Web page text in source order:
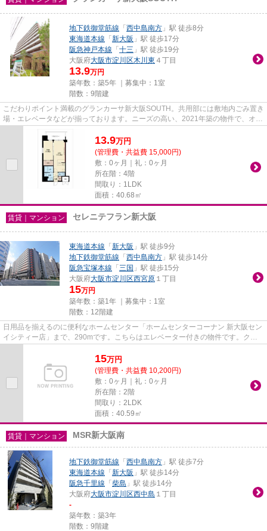
地下鉄御堂筋線 「 西中島南方 」駅 徒歩8分
東海道本線 「 新大阪 」駅 徒歩17分
阪急神戸本線 「 十三 」駅 徒歩19分
大阪府大阪市淀川区木川東 ４丁目
13.9万円
築年数：築5年 ｜募集中： 1室
階数：9階建
こだわりポイント満載のグランカーサ新大阪SOUTH。共用部には敷地内ごみ置き
場・エレベータなどが揃っております。ニーズの高い、2021年築の物件で、オシ
13.9万円
(管理費・共益費 15,000円)
敷：0ヶ月｜礼：0ヶ月
所在階：4階
間取り：1LDK
面積：40.68㎡
賃貸｜マンション セレニテフラン新大阪
東海道本線 「 新大阪 」駅 徒歩9分
地下鉄御堂筋線 「 西中島南方 」駅 徒歩14分
阪急宝塚本線 「 三国 」駅 徒歩15分
大阪府大阪市淀川区西宮原 １丁目
15万円
築年数：築1年 ｜募集中： 1室
階数：12階建
日用品を揃えるのに便利なホームセンター「ホームセンターコーナン 新大阪セン
イシティー店」まで、290mです。こちらはエレベーター付きの物件です。クレ
15万円
(管理費・共益費 10,200円)
敷：0ヶ月｜礼：0ヶ月
所在階：2階
間取り：2LDK
面積：40.59㎡
賃貸｜マンション MSR新大阪南
地下鉄御堂筋線 「 西中島南方 」駅 徒歩7分
東海道本線 「 新大阪 」駅 徒歩14分
阪急千里線 「 柴島 」駅 徒歩14分
大阪府大阪市淀川区西中島 １丁目
-
築年数：築3年
階数：9階建